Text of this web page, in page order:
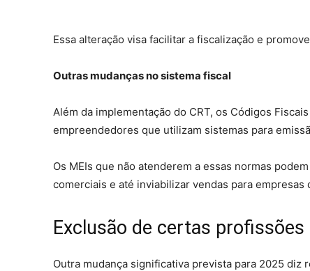
Essa alteração visa facilitar a fiscalização e
Outras mudanças no sistema fiscal
Além da implementação do CRT, os Códigos
empreendedores que utilizam sistemas para
Os MEIs que não atenderem a essas normas
comerciais e até inviabilizar vendas para empresas
Exclusão de certas profissões
Outra mudança significativa prevista para 2025 diz